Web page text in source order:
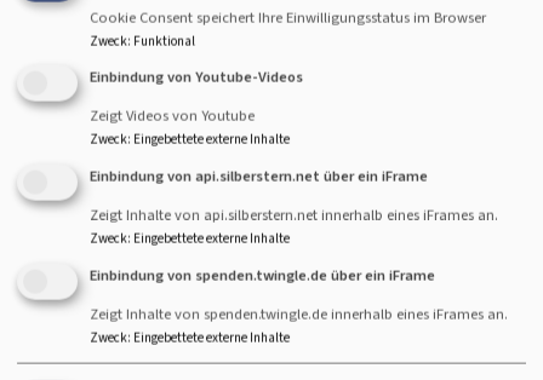
Unsere Öffnungszeiten sind:
montags von 09:00 Uhr - 12:30 Uhr
dienstags von 15:00 Uhr - 18:00 Uhr
donnerstags von 09:00 Uhr - 12:30 Uhr
Cookie Consent speichert Ihre Einwilligungsstatus im Browser
Zweck: Funktional
Einbindung von Youtube-Videos
Zeigt Videos von Youtube
Zweck: Eingebettete externe Inhalte
Einbindung von api.silberstern.net über ein iFrame
Zeigt Inhalte von api.silberstern.net innerhalb eines iFrames an.
Zweck: Eingebettete externe Inhalte
Einbindung von spenden.twingle.de über ein iFrame
Zeigt Inhalte von spenden.twingle.de innerhalb eines iFrames an.
Zweck: Eingebettete externe Inhalte